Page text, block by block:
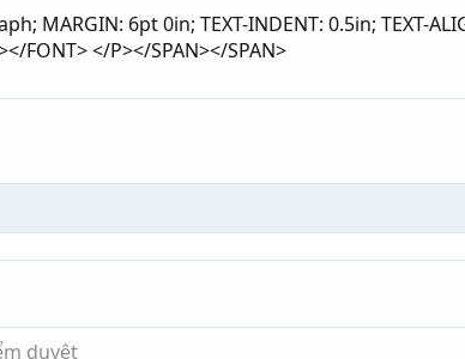
MARGIN: 6pt 0in; TEXT-INDENT: 0.5in; TEXT-
FONT> </P></SPAN></SPAN>
duyệt